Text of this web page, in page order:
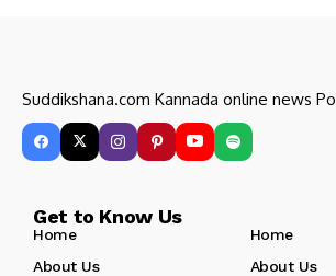
Suddikshana.com Kannada online news
Get to Know Us
Home
Home
About Us
About Us